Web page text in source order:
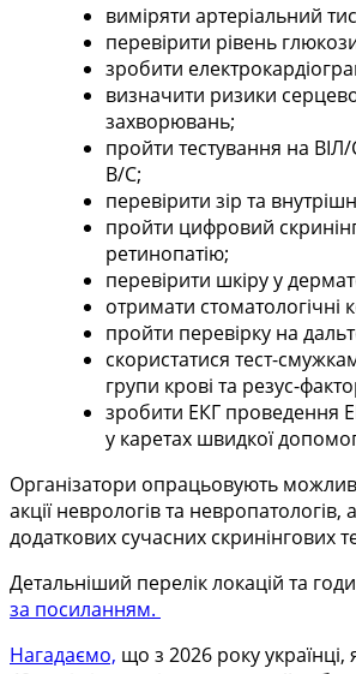
виміряти артеріальний
перевірити рівень
зробити
визначити ризики
захворювань;
пройти тестування на
B/C;
перевірити зір та
пройти цифровий
ретинопатію;
перевірити шкіру у
отримати стоматологічні
пройти перевірку на
скористатися тест-
групи крові та резус-
зробити ЕКГ проведення
у каретах швидкої
Організатори опрацьовують
акції неврологів та невропатологів,
додаткових сучасних скринінгових
Детальніший перелік локацій та
за посиланням.
Нагадаємо, що з 2026 року